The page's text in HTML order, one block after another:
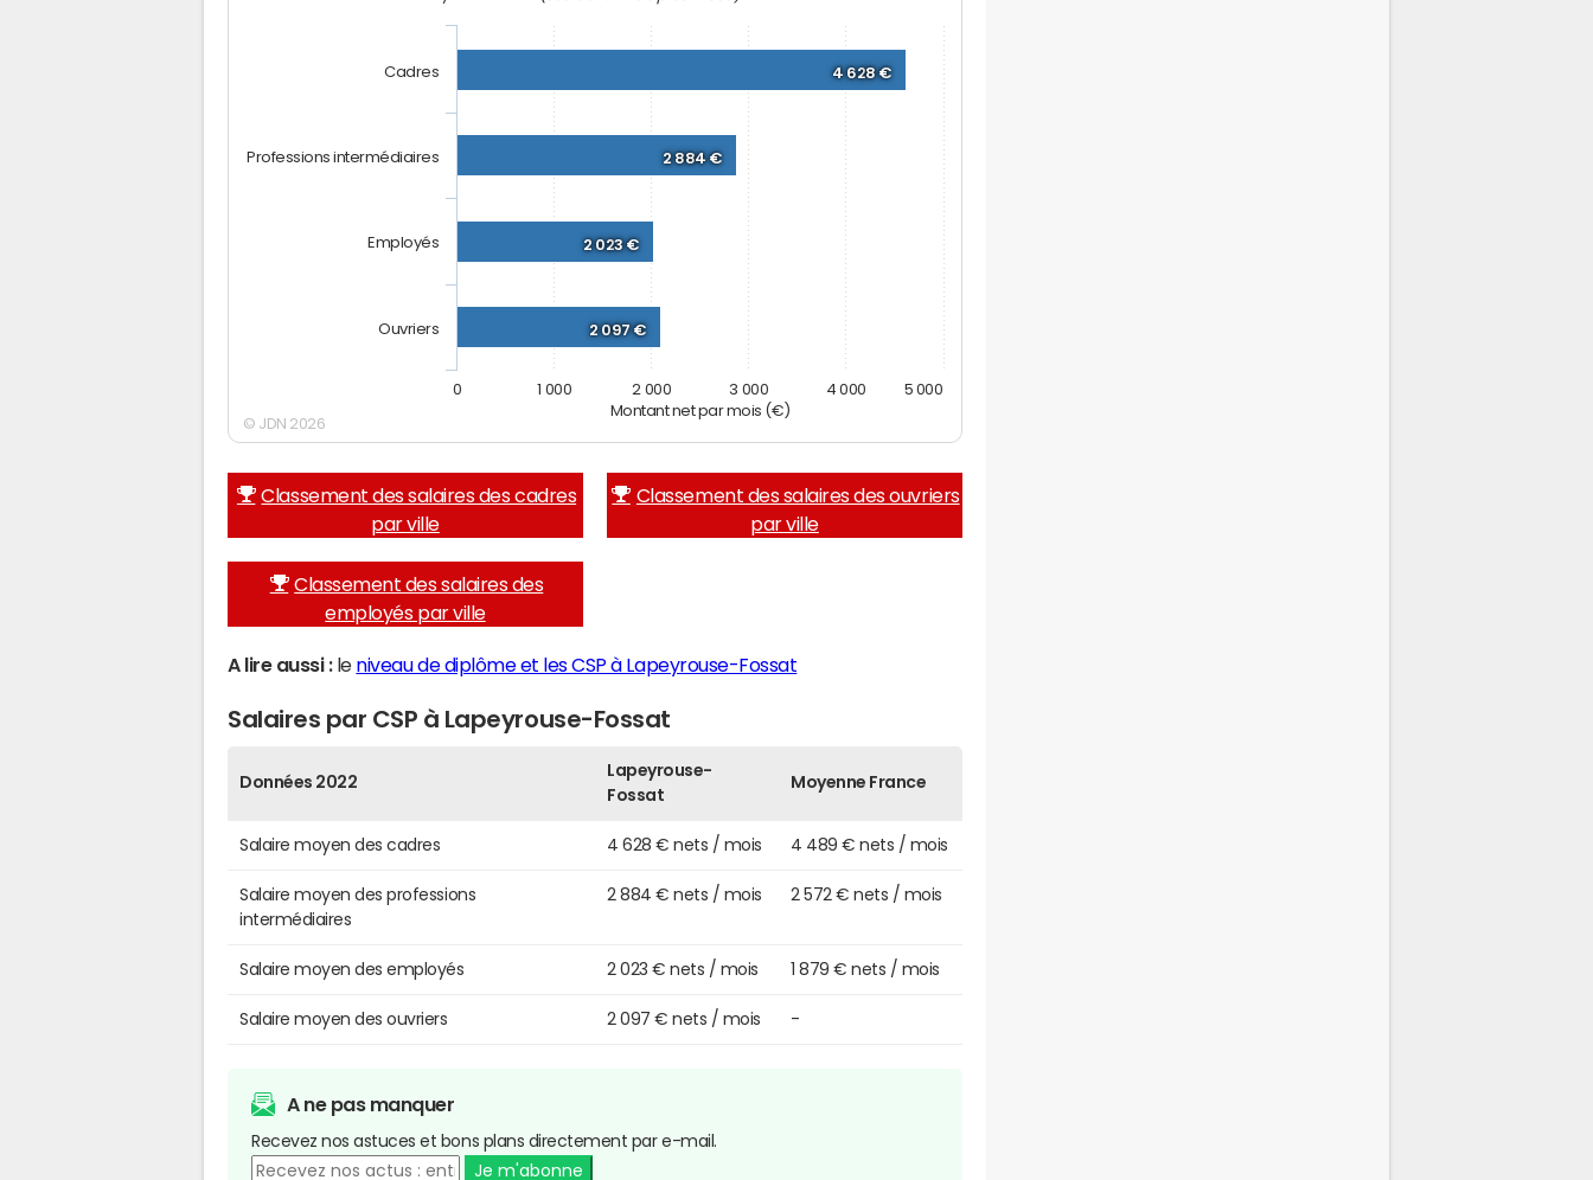
Montant net par mois (€)
4 628 €
2 884 €
2 023 €
2 097 €
Cadres
Professions intermédiaires
Employés
Ouvriers
0 1 000 2 000 3 000 4 000 5 000
© JDN 2026
Classement des salaires des cadres
par ville
Classement des salaires des ouvriers
par ville
Classement des salaires des
employés par ville
A lire aussi :le niveau de diplôme et les CSP à Lapeyrouse-Fossat
Salaires par CSP à Lapeyrouse-Fossat
Données 2022
Lapeyrouse-
Fossat
Moyenne France
Salaire moyen des cadres 4 628 € nets / mois 4 489 € nets / mois
Salaire moyen des professions
intermédiaires
2 884 € nets / mois 2 572 € nets / mois
Salaire moyen des employés 2 023 € nets / mois 1 879 € nets / mois
Salaire moyen des ouvriers 2 097 € nets / mois -
A ne pas manquer
Recevez nos astuces et bons plans directement par e-mail.
Je m'abonne